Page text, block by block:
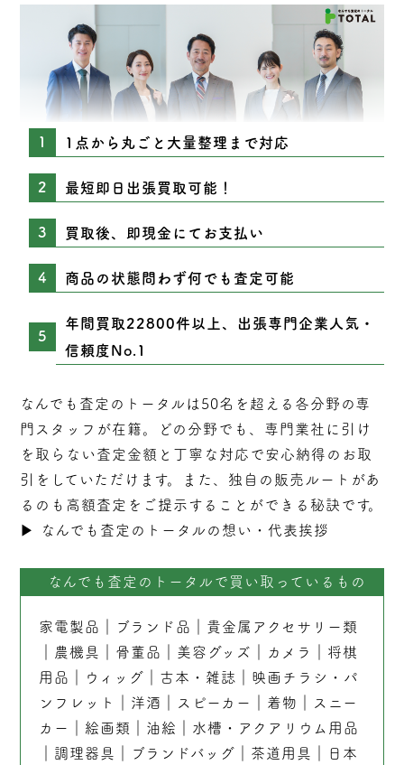
1点から丸ごと大量整理まで対応
最短即日出張買取可能！
買取後、即現金にてお支払い
商品の状態問わず何でも査定可能
年間買取22800件以上、出張専門企業人気・
信頼度No.1
なんでも査定のトータルは50名を超える各分野の専
門スタッフが在籍。どの分野でも、専門業社に引け
を取らない査定 金額と丁寧な対応で安心納得のお取
引をしていただけます。また、独自の販売ルートがあ
るのも高額査定をご提示することができる秘訣です。
▶︎
なんでも査定のトータルの想い・代表挨拶
なんでも査定のトータルで買い取っているもの
家電製品 ブランド品
貴金属アクセサリー類
農機具 骨董品 美容グッズ カメラ
将棋
用品
ウィッグ 古本 ・ 雑誌
映画チラシ・パ
ンフレット
洋酒 スピーカー 着物
スニー
カー
絵画類 油絵
水槽・アクアリウム用品
調理器具 ブランドバッグ ｜茶道用具｜
日本